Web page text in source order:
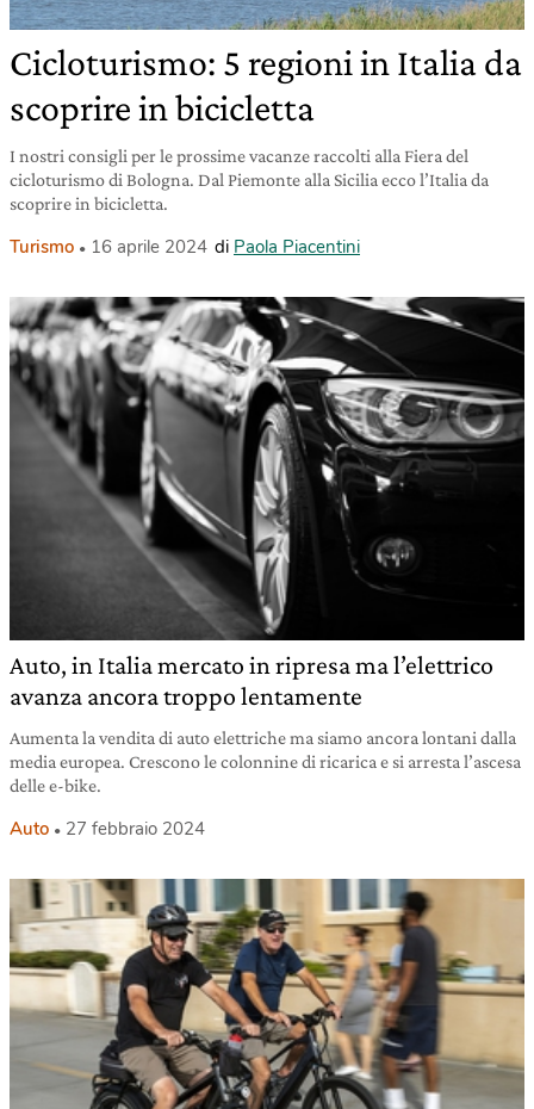
Cicloturismo: 5 regioni in Italia da
scoprire in bicicletta
I nostri consigli per le prossime vacanze raccolti alla Fiera del
cicloturismo di Bologna. Dal Piemonte alla Sicilia ecco l’Italia da
scoprire in bicicletta.
Turismo 16 aprile 2024 di Paola Piacentini
Auto, in Italia mercato in ripresa ma l’elettrico
avanza ancora troppo lentamente
Aumenta la vendita di auto elettriche ma siamo ancora lontani dalla
media europea. Crescono le colonnine di ricarica e si arresta l’ascesa
delle e-bike.
Auto 27 febbraio 2024